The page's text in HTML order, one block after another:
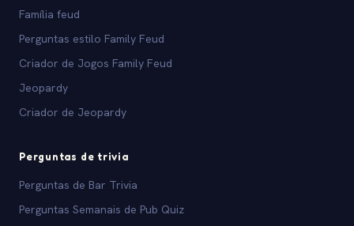
Família feud
Perguntas estilo Family Feud
Criador de Jogos Family Feud
Jeopardy
Criador de Jeopardy
Perguntas de trivia
Perguntas de Bar Trivia
Perguntas Semanais de Pub Quiz